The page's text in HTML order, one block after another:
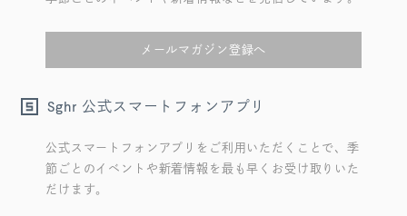
メールマガジン登録へ
Sghr 公式スマートフォンアプリ
公式スマートフォンアプリをご利用いただくことで、季
節ごとのイベントや新着情報を最も早くお受け取りいた
だけます。